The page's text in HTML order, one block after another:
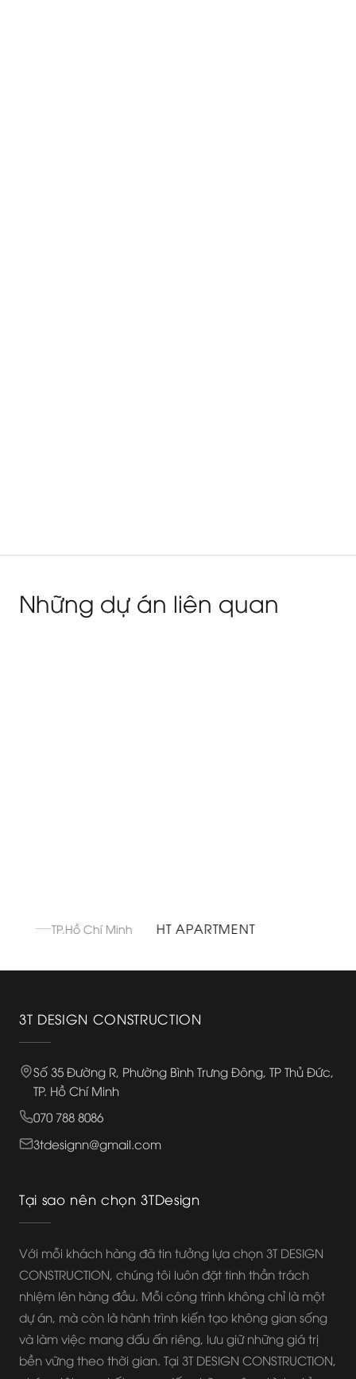
Những dự án liên quan
TP.Hồ Chí Minh HT APARTMENT
3T DESIGN CONSTRUCTION
Số 35 Đường R, Phường Bình Trưng Đông, TP Thủ Đức,
TP. Hồ Chí Minh
070 788 8086
3tdesignn@gmail.com
Tại sao nên chọn 3TDesign
Với mỗi khách hàng đã tin tưởng lựa chọn 3T DESIGN
CONSTRUCTION, chúng tôi luôn đặt tinh thần trách
nhiệm lên hàng đầu. Mỗi công trình không chỉ là một
dự án, mà còn là hành trình kiến tạo không gian sống
và làm việc mang dấu ấn riêng, lưu giữ những giá trị
bền vững theo thời gian. Tại 3T DESIGN CONSTRUCTION,